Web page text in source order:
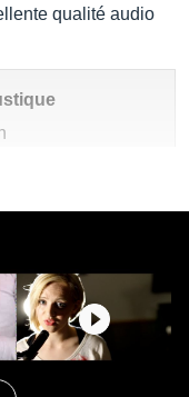
qualité audio